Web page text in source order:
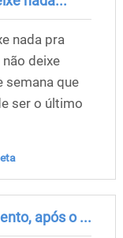
nada pra
deixe
semana que
ser o último
após o ...